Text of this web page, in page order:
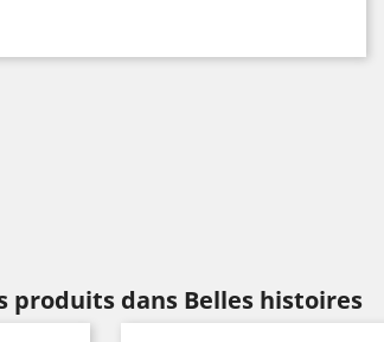
produits dans Belles histoires